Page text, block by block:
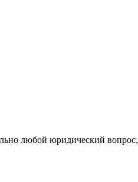
любой юридический вопрос,